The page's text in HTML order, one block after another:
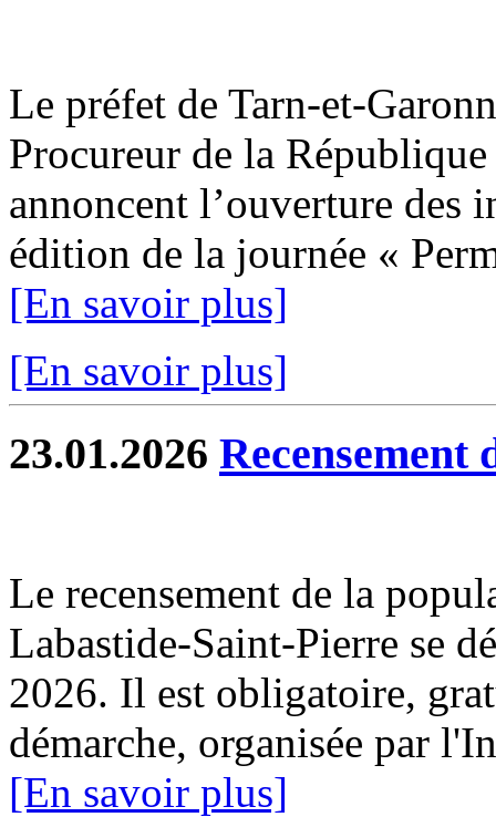
Le préfet de Tarn-et-
Procureur de la
annoncent l’ouverture des
édition de la journée «
[En savoir plus]
[En savoir plus]
23.01.2026 Recensement
Le recensement de la
Labastide-Saint-Pierre se
2026. Il est obligatoire,
démarche, organisée par
[En savoir plus]